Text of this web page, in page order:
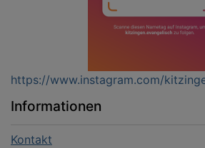
https://www.instagram.com/
Informationen
Kontakt